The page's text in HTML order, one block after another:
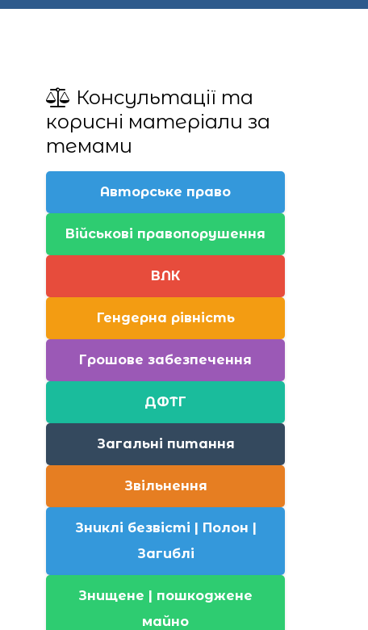
Консультації та
корисні матеріали за
темами
Авторське право
Військові правопорушення
ВЛК
Гендерна рівність
Грошове забезпечення
ДФТГ
Загальні питання
Звільнення
Зниклі безвісті | Полон |
Загиблі
Знищене | пошкоджене
майно